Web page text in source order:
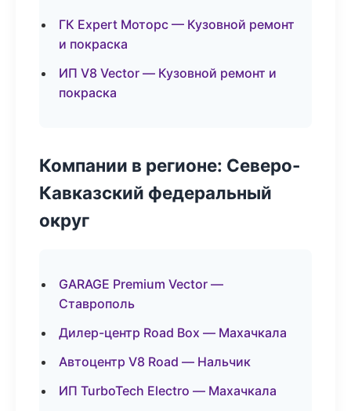
ГК Expert Моторс — Кузовной ремонт
и покраска
ИП V8 Vector — Кузовной ремонт и
покраска
Компании в регионе: Северо-
Кавказский федеральный
округ
GARAGE Premium Vector —
Ставрополь
Дилер-центр Road Box — Махачкала
Автоцентр V8 Road — Нальчик
ИП TurboTech Electro — Махачкала